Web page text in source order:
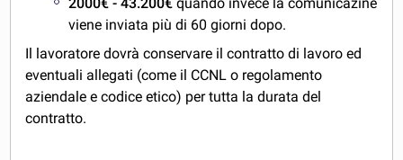
viene inviata più di 60 giorni dopo.
Il lavoratore dovrà conservare il contratto di lavoro ed
eventuali allegati (come il CCNL o regolamento
aziendale e codice etico) per tutta la durata del
contratto.